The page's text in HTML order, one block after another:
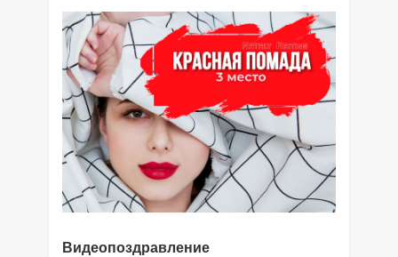
Видеопоздравление